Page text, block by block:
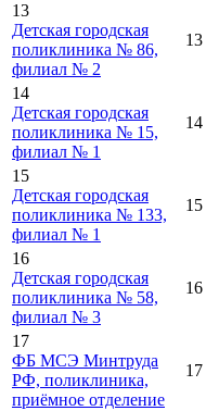
13
Детская городская
поликлиника № 86,
филиал № 2
13
14
Детская городская
поликлиника № 15,
филиал № 1
14
15
Детская городская
поликлиника № 133,
филиал № 1
15
16
Детская городская
поликлиника № 58,
филиал № 3
16
17
ФБ МСЭ Минтруда
РФ, поликлиника,
приёмное отделение
17